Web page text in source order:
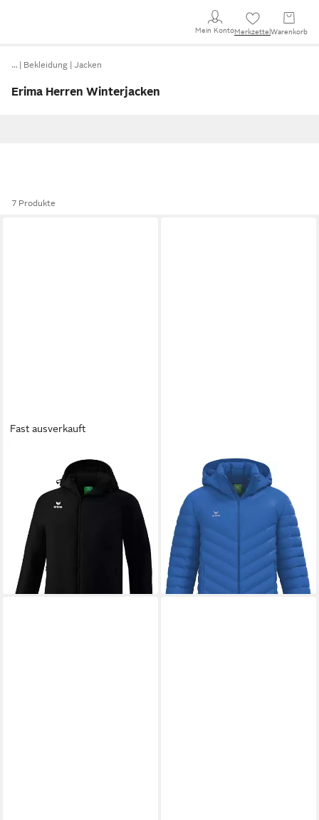
Mein KontoMerkzettel Warenkorb
… Bekleidung Jacken
Erima Herren Winterjacken
7 Produkte
Fast ausverkauft
Winterjacke Unisex
Erwachsene TEAM
Winterjacke
ab 68,19 €
-32%
lieferbar - in 2-3 Werktagen bei dir
Funktionsjacke CMPT Puffer
Jacke Herren
ab 68,59 € UVP
-31%
lieferbar - in 6-8 Werktagen bei dir